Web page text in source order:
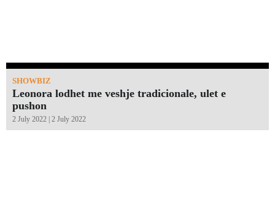
SHOWBIZ
Leonora lodhet me veshje tradicionale, ulet e
pushon
2 July 2022 | 2 July 2022